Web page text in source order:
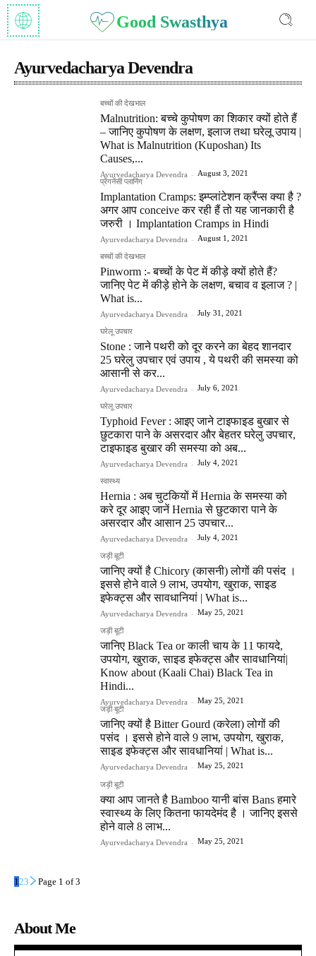
Good Swasthya
Ayurvedacharya Devendra
बच्चों की देखभाल
Malnutrition: बच्चे कुपोषण का शिकार क्यों होते हैं
– जानिए कुपोषण के लक्षण, इलाज तथा घरेलू उपाय |
What is Malnutrition (Kuposhan) Its
Causes,...
Ayurvedacharya Devendra - August 3, 2021
प्रेगनेंसी प्लानिंग
Implantation Cramps: इम्प्लांटेशन क्रैंप्स क्या है ?
अगर आप conceive कर रही हैं तो यह जानकारी है
जरुरी । Implantation Cramps in Hindi
Ayurvedacharya Devendra - August 1, 2021
बच्चों की देखभाल
Pinworm :- बच्चों के पेट में कीड़े क्यों होते हैं?
जानिए पेट में कीड़े होने के लक्षण, बचाव व इलाज ? |
What is...
Ayurvedacharya Devendra - July 31, 2021
घरेलू उपचार
Stone : जाने पथरी को दूर करने का बेहद शानदार
25 घरेलु उपचार एवं उपाय , ये पथरी की समस्या को
आसानी से कर...
Ayurvedacharya Devendra - July 6, 2021
घरेलू उपचार
Typhoid Fever : आइए जाने टाइफाइड बुखार से
छुटकारा पाने के असरदार और बेहतर घरेलु उपचार,
टाइफाइड बुखार की समस्या को अब...
Ayurvedacharya Devendra - July 4, 2021
स्वास्थ्य
Hernia : अब चुटकियों में Hernia के समस्या को
करे दूर आइए जानें Hernia से छुटकारा पाने के
असरदार और आसान 25 उपचार...
Ayurvedacharya Devendra - July 4, 2021
जड़ी बूटी
जानिए क्यों है Chicory (कासनी) लोगों की पसंद ।
इससे होने वाले 9 लाभ, उपयोग, खुराक, साइड
इफेक्ट्स और सावधानियां | What is...
Ayurvedacharya Devendra - May 25, 2021
जड़ी बूटी
जानिए Black Tea or काली चाय के 11 फायदे,
उपयोग, खुराक, साइड इफेक्ट्स और सावधानियां|
Know about (Kaali Chai) Black Tea in
Hindi...
Ayurvedacharya Devendra - May 25, 2021
जड़ी बूटी
जानिए क्यों है Bitter Gourd (करेला) लोगों की
पसंद । इससे होने वाले 9 लाभ, उपयोग, खुराक,
साइड इफेक्ट्स और सावधानियां | What is...
Ayurvedacharya Devendra - May 25, 2021
जड़ी बूटी
क्या आप जानते है Bamboo यानी बांस Bans हमारे
स्वास्थ्य के लिए कितना फायदेमंद है । जानिए इससे
होने वाले 8 लाभ...
Ayurvedacharya Devendra - May 25, 2021
1 23 Page 1 of 3
About Me